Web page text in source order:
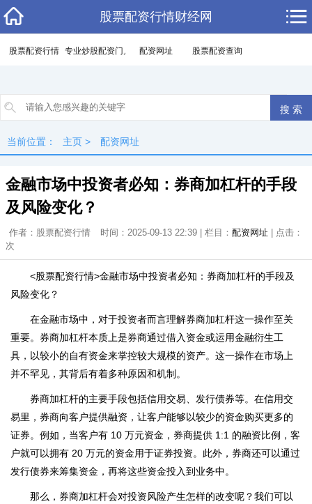
股票配资行情财经网
股票配资行情 专业炒股配资门户 配资网址 股票配资查询
当前位置： 主页 > 配资网址
金融市场中投资者必知：券商加杠杆的手段
及风险变化？
作者：股票配资行情 时间：2025-09-13 22:39 | 栏目： 配资网址 | 点击：
次
<股票配资行情>金融市场中投资者必知：券商加杠杆的手段及
风险变化？
在金融市场中，对于投资者而言理解券商加杠杆这一操作至关
重要。券商加杠杆本质上是券商通过借入资金或运用金融衍生工
具，以较小的自有资金来掌控较大规模的资产。这一操作在市场上
并不罕见，其背后有着多种原因和机制。
券商加杠杆的主要手段包括信用交易、发行债券等。在信用交
易里，券商向客户提供融资，让客户能够以较少的资金购买更多的
证券。例如，当客户有 10 万元资金，券商提供 1:1 的融资比例，客
户就可以拥有 20 万元的资金用于证券投资。此外，券商还可以通过
发行债券来筹集资金，再将这些资金投入到业务中。
那么，券商加杠杆会对投资风险产生怎样的改变呢？我们可以